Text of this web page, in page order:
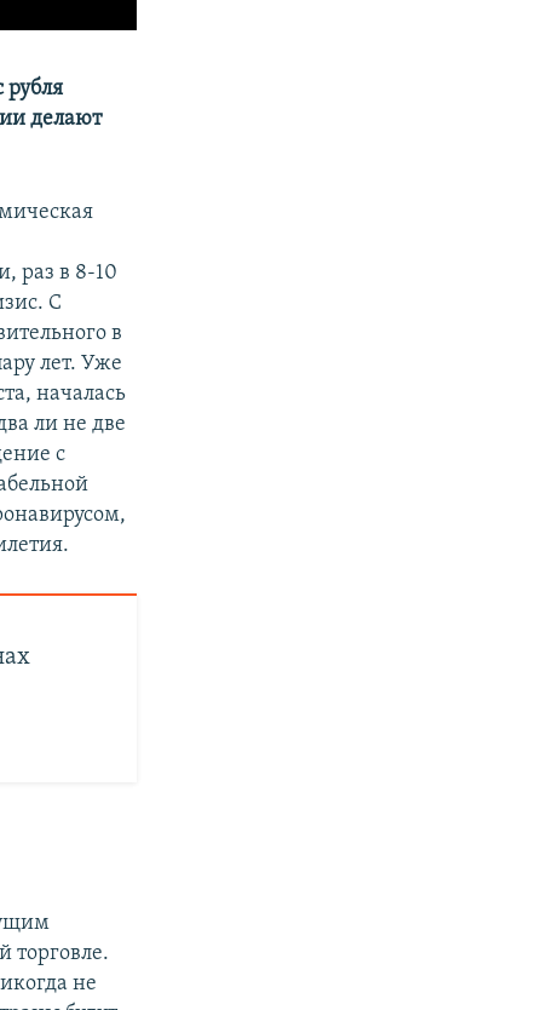
рубля
делают
раз в 8-10
С
в
лет. Уже
началась
ли не две
с
торговле.
не